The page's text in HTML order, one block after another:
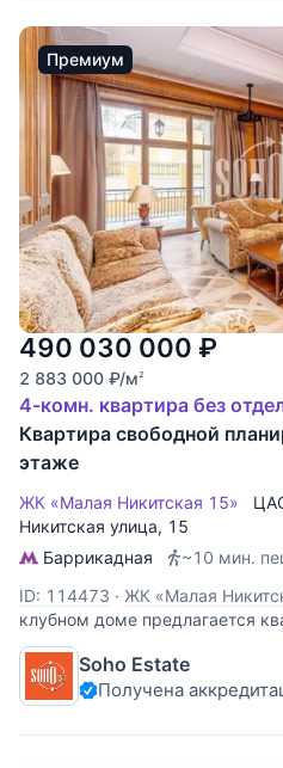
Премиум
490 030 000 ₽
2 883 000 ₽/м2
4-комн. квартира без
Квартира свободной
этаже
ЖК «Малая Никитская 15»
Никитская улица, 15
Баррикадная
~10 мин.
ID: 114473 · ЖК «Малая
клубном доме предлагается
без отделки. Бывший
1912 году по проекту
Воссозданный в своеобразной
Soho Estate
Получена